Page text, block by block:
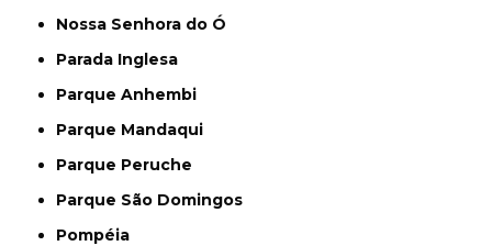
Nossa Senhora do Ó
Parada Inglesa
Parque Anhembi
Parque Mandaqui
Parque Peruche
Parque São Domingos
Pompéia